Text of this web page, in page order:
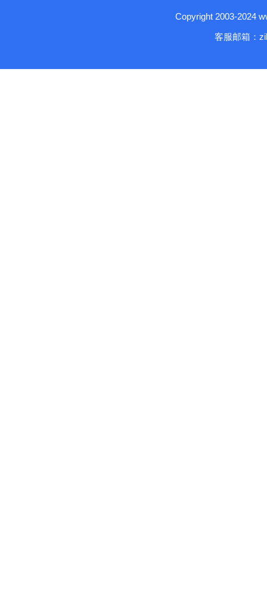
Copyright 2003-2024
客服邮箱：